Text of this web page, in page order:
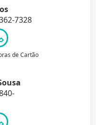
7328
de Cartão